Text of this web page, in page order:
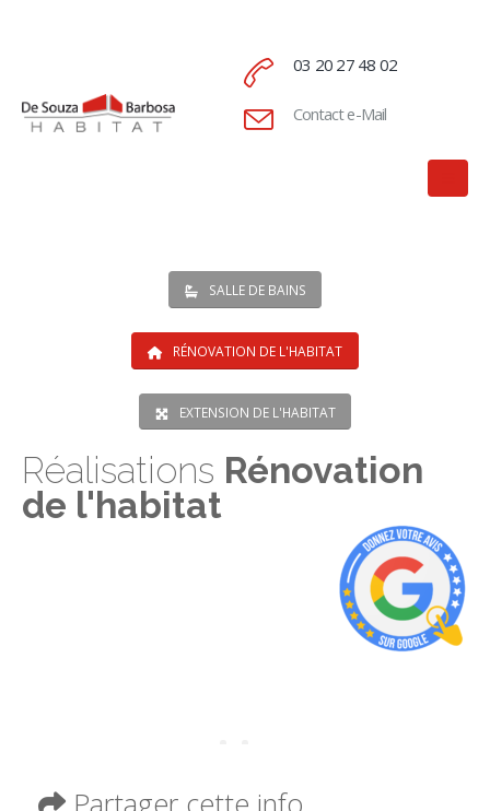
03 20 27 48 02
Contact e-Mail
SALLE DE BAINS
RÉNOVATION DE L'HABITAT
EXTENSION DE L'HABITAT
Réalisations Rénovation
de l'habitat